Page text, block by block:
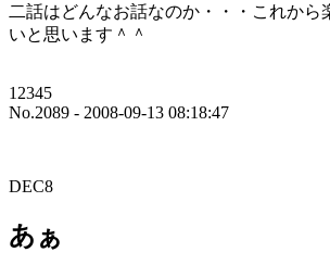
二話はどんなお話なのか・・・これから
いと思います＾＾
12345
No.2089 - 2008-09-13 08:18:47
DEC8
あぁ